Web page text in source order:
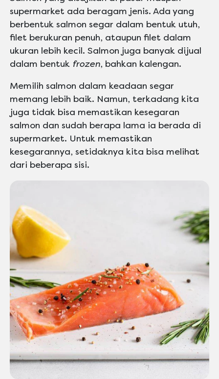
supermarket ada beragam jenis. Ada yang
berbentuk salmon segar dalam bentuk utuh,
filet berukuran penuh, ataupun filet dalam
ukuran lebih kecil. Salmon juga banyak dijual
dalam bentuk frozen, bahkan kalengan.
Memilih salmon dalam keadaan segar
memang lebih baik. Namun, terkadang kita
juga tidak bisa memastikan kesegaran
salmon dan sudah berapa lama ia berada di
supermarket. Untuk memastikan
kesegarannya, setidaknya kita bisa melihat
dari beberapa sisi.